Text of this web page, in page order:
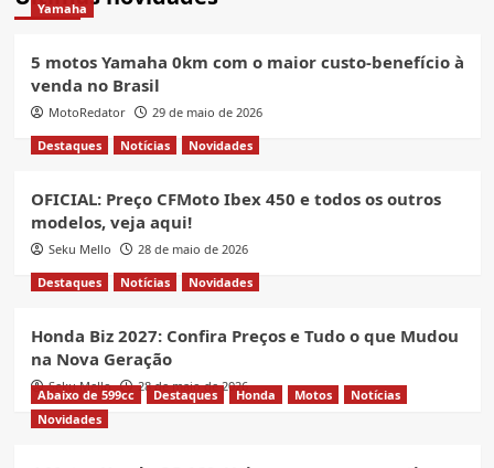
Yamaha
5 motos Yamaha 0km com o maior custo-benefício à
venda no Brasil
MotoRedator
29 de maio de 2026
Destaques
Notícias Novidades
OFICIAL: Preço CFMoto Ibex 450 e todos os outros
modelos, veja aqui!
Seku Mello
28 de maio de 2026
Destaques
Notícias Novidades
Honda Biz 2027: Confira Preços e Tudo o que Mudou
na Nova Geração
Seku Mello 28 de maio de 2026
Abaixo de 599cc Destaques Honda Motos
Notícias
Novidades